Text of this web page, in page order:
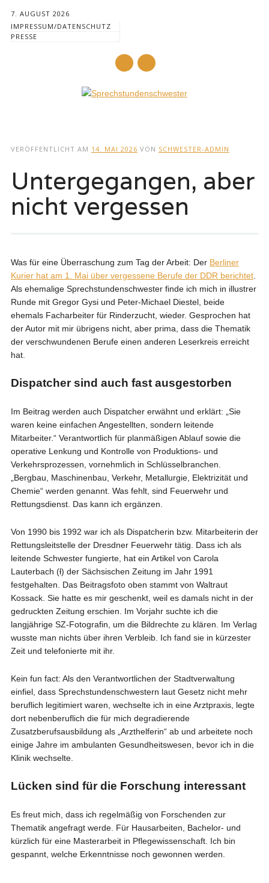
7. AUGUST 2026
IMPRESSUM/DATENSCHUTZ
PRESSE
Mail
VERÖFFENTLICHT AM 14. MAI 2026 VON SCHWESTER-ADMIN
Untergegangen, aber
nicht vergessen
Was für eine Überraschung zum Tag der Arbeit: Der Berliner
Kurier hat am 1. Mai über vergessene Berufe der DDR berichtet.
Als ehemalige Sprechstundenschwester finde ich mich in illustrer
Runde mit Gregor Gysi und Peter-Michael Diestel, beide
ehemals Facharbeiter für Rinderzucht, wieder. Gesprochen hat
der Autor mit mir übrigens nicht, aber prima, dass die Thematik
der verschwundenen Berufe einen anderen Leserkreis erreicht
hat.
Dispatcher sind auch fast ausgestorben
Im Beitrag werden auch Dispatcher erwähnt und erklärt: „Sie
waren keine einfachen Angestellten, sondern leitende
Mitarbeiter.“ Verantwortlich für planmäßigen Ablauf sowie die
operative Lenkung und Kontrolle von Produktions- und
Verkehrsprozessen, vornehmlich in Schlüsselbranchen.
„Bergbau, Maschinenbau, Verkehr, Metallurgie, Elektrizität und
Chemie“ werden genannt. Was fehlt, sind Feuerwehr und
Rettungsdienst. Das kann ich ergänzen.
Von 1990 bis 1992 war ich als Dispatcherin bzw. Mitarbeiterin der
Rettungsleitstelle der Dresdner Feuerwehr tätig. Dass ich als
leitende Schwester fungierte, hat ein Artikel von Carola
Lauterbach (ƚ) der Sächsischen Zeitung im Jahr 1991
festgehalten. Das Beitragsfoto oben stammt von Waltraut
Kossack. Sie hatte es mir geschenkt, weil es damals nicht in der
gedruckten Zeitung erschien. Im Vorjahr suchte ich die
langjährige SZ-Fotografin, um die Bildrechte zu klären. Im Verlag
wusste man nichts über ihren Verbleib. Ich fand sie in kürzester
Zeit und telefonierte mit ihr.
Kein fun fact: Als den Verantwortlichen der Stadtverwaltung
einfiel, dass Sprechstundenschwestern laut Gesetz nicht mehr
beruflich legitimiert waren, wechselte ich in eine Arztpraxis, legte
dort nebenberuflich die für mich degradierende
Zusatzberufsausbildung als „Arzthelferin“ ab und arbeitete noch
einige Jahre im ambulanten Gesundheitswesen, bevor ich in die
Klinik wechselte.
Lücken sind für die Forschung interessant
Es freut mich, dass ich regelmäßig von Forschenden zur
Thematik angefragt werde. Für Hausarbeiten, Bachelor- und
kürzlich für eine Masterarbeit in Pflegewissenschaft. Ich bin
gespannt, welche Erkenntnisse noch gewonnen werden.